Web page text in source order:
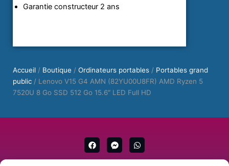
Garantie constructeur 2 ans
Accueil/ Boutique / Ordinateurs portables/ Portables grand
public/ Lenovo V15 G4 AMN (82YU00U8FR) AMD Ryzen 5
7520U 8 Go SSD 512 Go 15.6″ LED Full HD
F
a
c
F
a
c
W
h
a